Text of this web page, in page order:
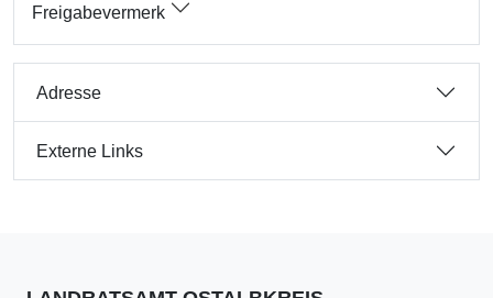
Freigabevermerk
Adresse
Externe Links